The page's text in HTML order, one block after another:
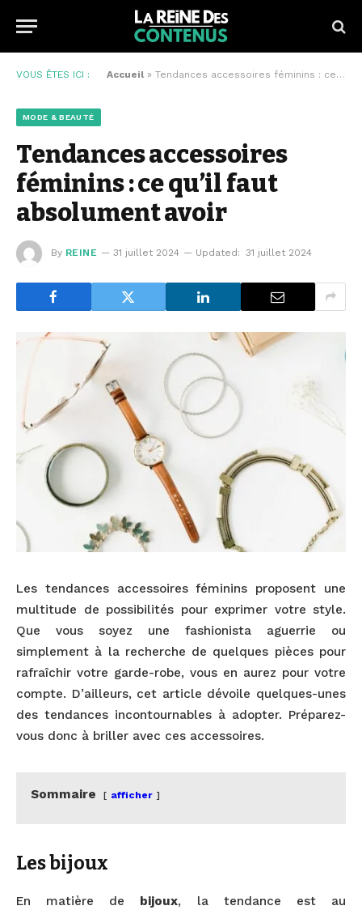
VOUS ÊTES ICI : Accueil » Tendances accessoires féminins : ce qu’il faut absolument avoir
MODE & BEAUTÉ
Tendances accessoires
féminins : ce qu’il faut
absolument avoir
By REINE 31 juillet 2024 Updated: 31 juillet 2024
Les tendances accessoires féminins proposent une
multitude de possibilités pour exprimer votre style.
Que vous soyez une fashionista aguerrie ou
simplement à la recherche de quelques pièces pour
rafraîchir votre garde-robe, vous en aurez pour votre
compte. D’ailleurs, cet article dévoile quelques-unes
des tendances incontournables à adopter. Préparez-
vous donc à briller avec ces accessoires.
Sommaire afficher
Les bijoux
En matière de bijoux, la tendance est au